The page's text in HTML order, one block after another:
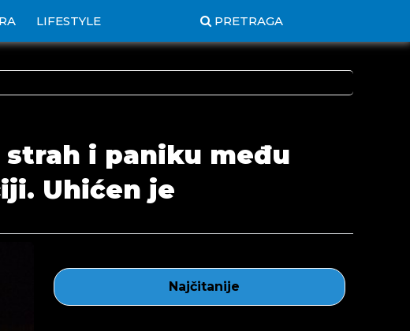
LIFESTYLE PRETRAGA
strah i paniku među
Uhićen je
Najčitanije